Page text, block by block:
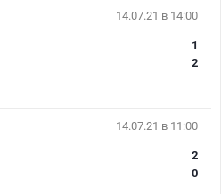
14.07.21 в 14:00
1
2
14.07.21 в 11:00
2
0